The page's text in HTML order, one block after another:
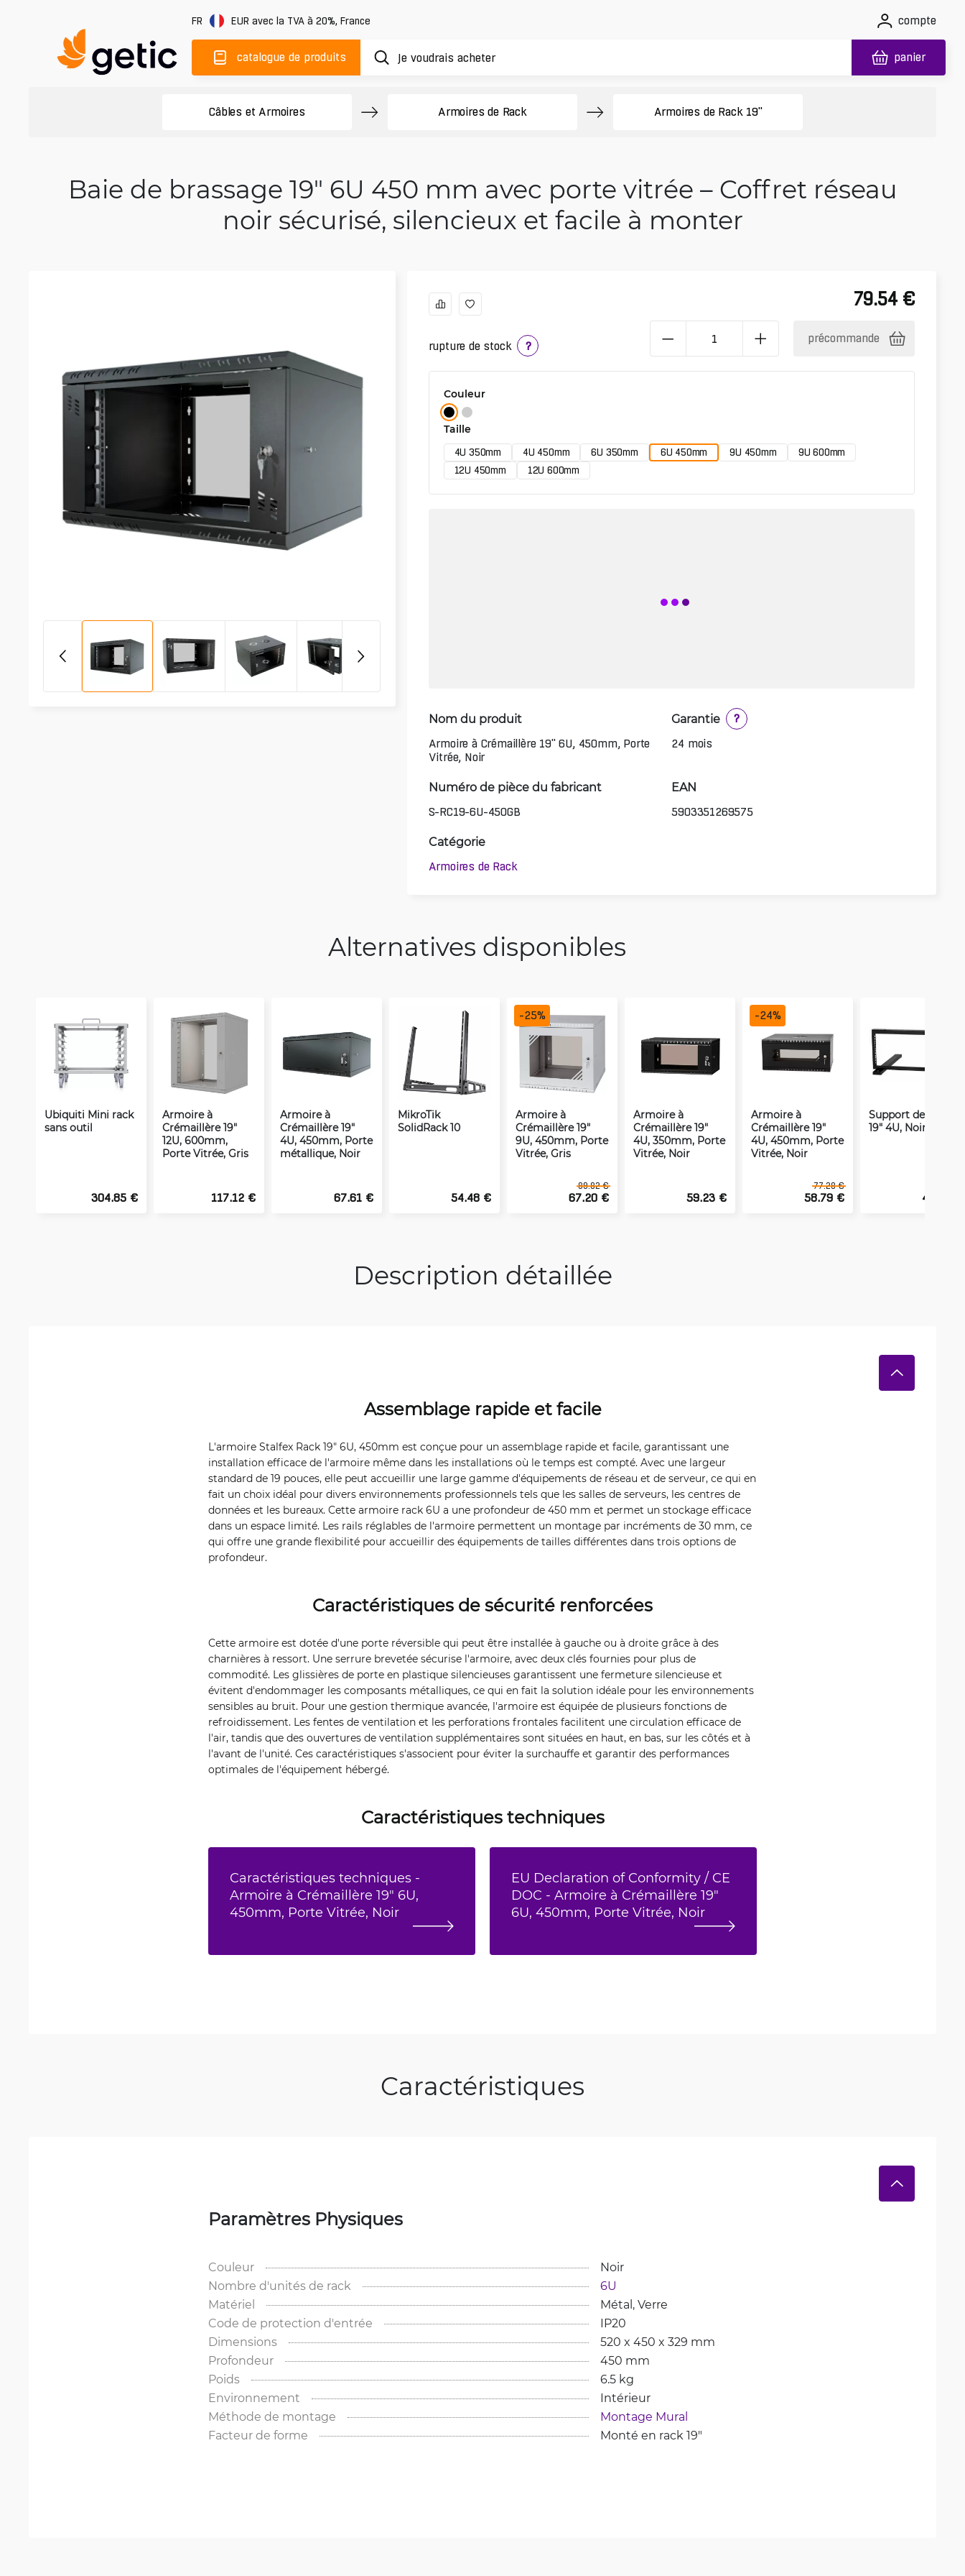
FR EUR avec la TVA à 20%, France compte
catalogue de produits panier
Câbles et Armoires Armoires de Rack Armoires de Rack 19"
Baie de brassage 19" 6U 450 mm avec porte vitrée – Coffret réseau
noir sécurisé, silencieux et facile à monter
rupture de stock ?
79.54 €
précommande
Couleur
Taille
4U 350mm 4U 450mm 6U 350mm 6U 450mm 9U 450mm
9U 600mm
12U 450mm
12U 600mm
Nom du produit
Armoire à Crémaillère 19" 6U, 450mm, Porte
Vitrée, Noir
Garantie
?
24 mois
Numéro de pièce du fabricant
S-RC19-6U-450GB
EAN
5903351269575
Catégorie
Armoires de Rack
Alternatives disponibles
Ubiquiti Mini rack
sans outil
304.85 €
Armoire à
Crémaillère 19"
12U, 600mm,
Porte Vitrée, Gris
117.12 €
Armoire à
Crémaillère 19"
4U, 450mm, Porte
métallique, Noir
67.61 €
MikroTik
SolidRack 10
54.48 €
Armoire à
Crémaillère 19"
9U, 450mm, Porte
Vitrée, Gris
89.82 €
67.20 €
-25%
Armoire à
Crémaillère 19"
4U, 350mm, Porte
Vitrée, Noir
59.23 €
Armoire à
Crémaillère 19"
4U, 450mm, Porte
Vitrée, Noir
77.28 €
58.79 €
-24%
Support de Rack
19" 4U, Noir
46.57 €
Description détaillée
Assemblage rapide et facile
L'armoire Stalfex Rack 19" 6U, 450mm est conçue pour un assemblage rapide et facile, garantissant une
installation efficace de l'armoire même dans les installations où le temps est compté. Avec une largeur
standard de 19 pouces, elle peut accueillir une large gamme d'équipements de réseau et de serveur, ce qui en
fait un choix idéal pour divers environnements professionnels tels que les salles de serveurs, les centres de
données et les bureaux. Cette armoire rack 6U a une profondeur de 450 mm et permet un stockage efficace
dans un espace limité. Les rails réglables de l'armoire permettent un montage par incréments de 30 mm, ce
qui offre une grande flexibilité pour accueillir des équipements de tailles différentes dans trois options de
profondeur.
Caractéristiques de sécurité renforcées
Cette armoire est dotée d'une porte réversible qui peut être installée à gauche ou à droite grâce à des
charnières à ressort. Une serrure brevetée sécurise l'armoire, avec deux clés fournies pour plus de
commodité. Les glissières de porte en plastique silencieuses garantissent une fermeture silencieuse et
évitent d'endommager les composants métalliques, ce qui en fait la solution idéale pour les environnements
sensibles au bruit. Pour une gestion thermique avancée, l'armoire est équipée de plusieurs fonctions de
refroidissement. Les fentes de ventilation et les perforations frontales facilitent une circulation efficace de
l'air, tandis que des ouvertures de ventilation supplémentaires sont situées en haut, en bas, sur les côtés et à
l'avant de l'unité. Ces caractéristiques s'associent pour éviter la surchauffe et garantir des performances
optimales de l'équipement hébergé.
Caractéristiques techniques
Caractéristiques techniques -
Armoire à Crémaillère 19" 6U,
450mm, Porte Vitrée, Noir
EU Declaration of Conformity / CE
DOC - Armoire à Crémaillère 19"
6U, 450mm, Porte Vitrée, Noir
Caractéristiques
Paramètres Physiques
Couleur
Noir
Nombre d'unités de rack
6U
Matériel
Métal, Verre
Code de protection d'entrée
IP20
Dimensions
520 x 450 x 329 mm
Profondeur
450 mm
Poids
6.5 kg
Environnement
Intérieur
Méthode de montage
Montage Mural
Facteur de forme
Monté en rack 19"